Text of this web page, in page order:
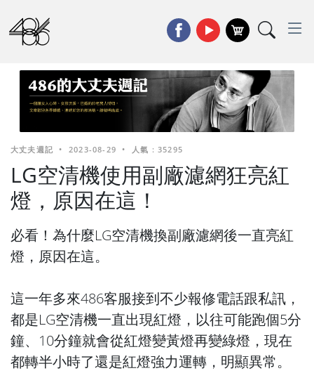
大丈夫週記 • 2023-08-29 • 人氣 : 35295
LG空清機使用副廠濾網狂亮紅
燈，原因在這！
必看！為什麼LG空清機換副廠濾網後一直亮紅
燈，原因在這。
這一年多來486客服接到不少報修電話跟私訊，
都是LG空清機一直出現紅燈，以往可能跑個5分
鐘、10分鐘就會從紅燈變黃燈再變綠燈，現在
都轉半小時了還是紅燈強力運轉，明顯異常。